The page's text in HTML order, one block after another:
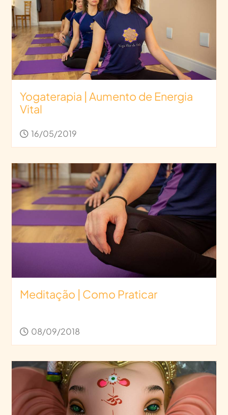
Yogaterapia | Aumento de Energia
Vital
16/05/2019
Meditação | Como Praticar
08/09/2018